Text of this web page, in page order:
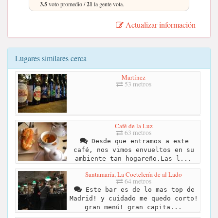
3.5voto promedio /21 la gente vota.
Actualizar información
Lugares similares cerca
Martínez
53 metros
Café de la Luz
63 metros
Desde que entramos a este
café, nos vimos envueltos en su
ambiente tan hogareño.Las l...
Santamaría, La Coctelería de al Lado
64 metros
Este bar es de lo mas top de
Madrid! y cuidado me quedo corto!
gran menú! gran capita...